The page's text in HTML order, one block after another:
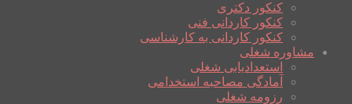
کنکور دکتری
کنکور کاردانی فنی
کنکور کاردانی به کارشناسی
مشاوره شغلی
استعدادیابی شغلی
آمادگی مصاحبه استخدامی
رزومه شغلی